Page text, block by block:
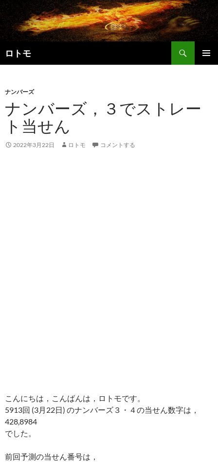
コ
ン
テ
ン
ツ
へ
プ
ロトモ
索
ナンバーズ
ナンバーズ，３でストレー
ト当せん
2022年3月22日 ロトモ コメントする
こんにちは，こんばんは，ロトモです。
5913回 (3月22日) のナンバーズ３・４の当せん数字は，
428,8984
でした。
前回予測の当せん番号は，